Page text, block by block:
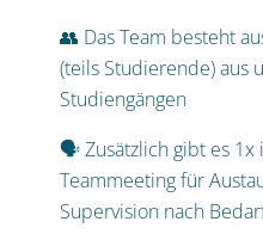
👥 Das Team besteht
(teils Studierende) aus
Studiengängen
🗣 Zusätzlich gibt es 1x
Teammeeting für
Supervision nach